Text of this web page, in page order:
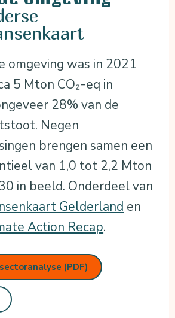
omgeving was in 2021
5 Mton CO₂-eq in
28% van de
Negen
brengen samen een
van 1,0 tot 2,2 Mton
in beeld. Onderdeel van
Gelderland en
Action Recap.
(PDF)